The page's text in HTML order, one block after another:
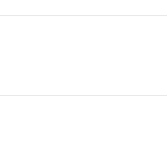
に必要な範囲で利用す
って非含有を証明するも
応完了までの期間は出
。